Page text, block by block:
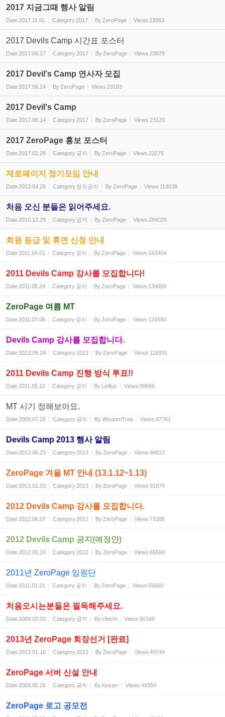
2017 지금그때 행사 알림
Date2017.11.01 Category2017 By ZeroPage Views 23963
2017 Devils Camp 시간표 포스터
Date2017.06.27 Category2017 By ZeroPage Views 23878
2017 Devil's Camp 연사자 모집
Date2017.06.14 By ZeroPage Views 23183
2017 Devil's Camp
Date2017.06.14 Category2017 By ZeroPage Views 23120
2017 ZeroPage 홍보 포스터
Date2017.02.28 Category 공지 By ZeroPage Views 22279
제로페이지 정기모임 안내
Date2013.04.26 Category 정모공지 By ZeroPage Views 113038
처음 오신 분들은 읽어주세요.
Date2010.12.29 Category 공지 By ZeroPage Views 284026
회원 등급 및 휴면 신청 안내
Date2011.04.01 Category 공지 By ZeroPage Views 143404
2011 Devils Camp 강사를 모집합니다!
Date2011.05.24 Category 공지 By ZeroPage Views 134858
ZeroPage 여름 MT
Date2011.07.06 Category 공지 By ZeroPage Views 124390
Devils Camp 강사를 모집합니다.
Date2013.05.24 Category2013 By ZeroPage Views 118331
2011 Devils Camp 진행 방식 투표!!
Date2011.05.12 Category 공지 By Linflus Views 99665
MT 시기 정해보아요.
Date2009.07.25 Category 공지 ByWisdomTree Views 97761
Devils Camp 2013 행사 알림
Date2013.06.23 Category2013 By ZeroPage Views 96613
ZeroPage 겨울 MT 안내 (13.1.12~1.13)
Date2013.01.03 Category2013 By ZeroPage Views 91974
2012 Devils Camp 강사를 모집합니다.
Date2012.06.07 Category2012 By ZeroPage Views 73395
2012 Devils Camp 공지(예정안)
Date2012.05.24 Category2012 By ZeroPage Views 65569
2011년 ZeroPage 임원단
Date2011.01.21 Category 공지 By ZeroPage Views 55660
처음오시는분들은 필독해주세요.
Date2009.03.03 Category 공지 Bysibichi Views 50349
2013년 ZeroPage 회장선거 [완료]
Date2013.01.16 Category2013 By ZeroPage Views 49744
ZeroPage 서버 신설 안내
Date2009.05.26 Category 공지 By Kesarr Views 49354
ZeroPage 로고 공모전